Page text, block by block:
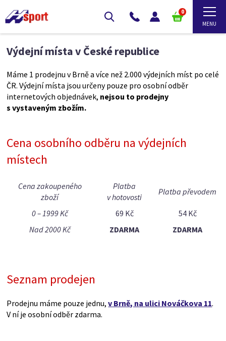
0
Výdejní místa v České republice
Máme 1 prodejnu v Brně a více než 2.000 výdejních míst po celé
ČR. Výdejní místa jsou určeny pouze pro osobní odběr
internetových objednávek, nejsou to prodejny
s vystaveným zbožím.
Cena osobního odběru na výdejních
místech
Cena zakoupeného
zboží
Platba
v hotovosti
Platba převodem
0 – 1999 Kč 69 Kč
54 Kč
Nad 2000 Kč
ZDARMA ZDARMA
Seznam prodejen
Prodejnu máme pouze jednu,v Brně, na ulici Nováčkova 11.
V ní je osobní odběr zdarma.